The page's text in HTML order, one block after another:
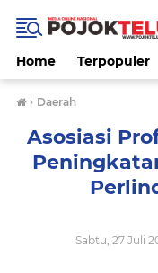
Home Terpopuler
› Daerah
Asosiasi
Sabtu, 27 Juli